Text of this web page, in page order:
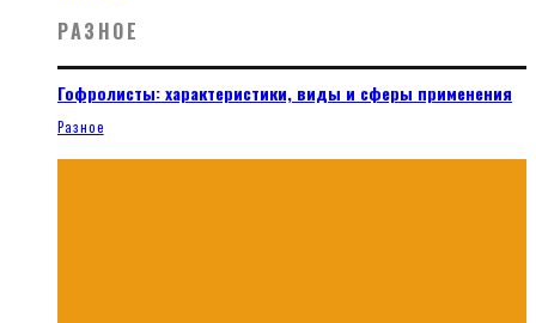
РАЗНОЕ
Гофролисты: характеристики, виды и сферы применения
Разное